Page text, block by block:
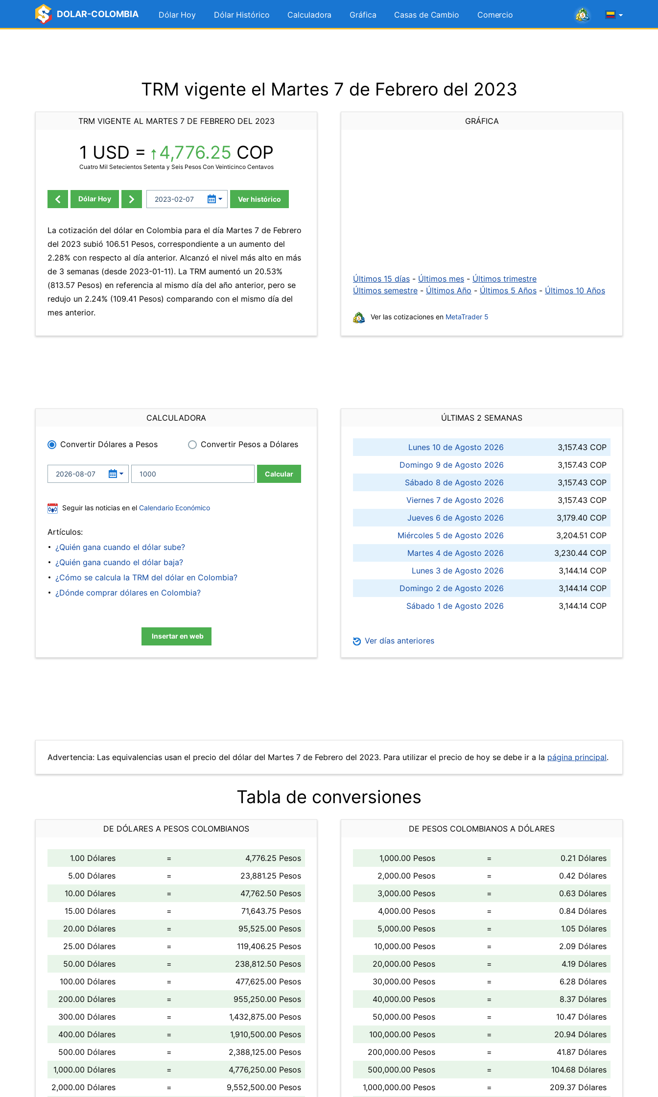
DOLAR-COLOMBIA Dólar Hoy Dólar Histórico Calculadora Gráfica Casas de Cambio Comercio
TRM vigente el Martes 7 de Febrero del 2023
TRM VIGENTE AL MARTES 7 DE FEBRERO DEL 2023
1 USD = 4,776.25 COP
Cuatro Mil Setecientos Setenta y Seis Pesos Con Veinticinco Centavos
Dólar Hoy Ver histórico
La cotización del dólar en Colombia para el día Martes 7 de Febrero
del 2023 subió 106.51 Pesos, correspondiente a un aumento del
2.28% con respecto al día anterior. Alcanzó el nivel más alto en más
de 3 semanas (desde 2023-01-11). La TRM aumentó un 20.53%
(813.57 Pesos) en referencia al mismo día del año anterior, pero se
redujo un 2.24% (109.41 Pesos) comparando con el mismo día del
mes anterior.
GRÁFICA
Últimos 15 días - Últimos mes - Últimos trimestre
Últimos semestre - Últimos Año - Últimos 5 Años - Últimos 10 Años
Ver las cotizaciones en MetaTrader 5
CALCULADORA
Convertir Dólares a Pesos Convertir Pesos a Dólares
Calcular
Seguir las noticias en el Calendario Económico
Artículos:
¿Quién gana cuando el dólar sube?
¿Quién gana cuando el dólar baja?
¿Cómo se calcula la TRM del dólar en Colombia?
¿Dónde comprar dólares en Colombia?
Insertar en web
ÚLTIMAS 2 SEMANAS
Lunes 10 de Agosto 2026
3,157.43 COP
Domingo 9 de Agosto 2026
3,157.43 COP
Sábado 8 de Agosto 2026
3,157.43 COP
Viernes 7 de Agosto 2026
3,157.43 COP
Jueves 6 de Agosto 2026
3,179.40 COP
Miércoles 5 de Agosto 2026
3,204.51 COP
Martes 4 de Agosto 2026
3,230.44 COP
Lunes 3 de Agosto 2026
3,144.14 COP
Domingo 2 de Agosto 2026
3,144.14 COP
Sábado 1 de Agosto 2026
3,144.14 COP
Ver días anteriores
Advertencia: Las equivalencias usan el precio del dólar del Martes 7 de Febrero del 2023. Para utilizar el precio de hoy se debe ir a la página principal.
Tabla de conversiones
DE DÓLARES A PESOS COLOMBIANOS
1.00 Dólares =
4,776.25 Pesos
5.00 Dólares
=
23,881.25 Pesos
10.00 Dólares
=
47,762.50 Pesos
15.00 Dólares
=
71,643.75 Pesos
20.00 Dólares
=
95,525.00 Pesos
25.00 Dólares
=
119,406.25 Pesos
50.00 Dólares
=
238,812.50 Pesos
100.00 Dólares
=
477,625.00 Pesos
200.00 Dólares
=
955,250.00 Pesos
300.00 Dólares
=
1,432,875.00 Pesos
400.00 Dólares
=
1,910,500.00 Pesos
500.00 Dólares
=
2,388,125.00 Pesos
1,000.00 Dólares
=
4,776,250.00 Pesos
2,000.00 Dólares
= 9,552,500.00 Pesos
DE PESOS COLOMBIANOS A DÓLARES
1,000.00 Pesos =
0.21 Dólares
2,000.00 Pesos
=
0.42 Dólares
3,000.00 Pesos
=
0.63 Dólares
4,000.00 Pesos
=
0.84 Dólares
5,000.00 Pesos
=
1.05 Dólares
10,000.00 Pesos
=
2.09 Dólares
20,000.00 Pesos
=
4.19 Dólares
30,000.00 Pesos
=
6.28 Dólares
40,000.00 Pesos
=
8.37 Dólares
50,000.00 Pesos
=
10.47 Dólares
100,000.00 Pesos
=
20.94 Dólares
200,000.00 Pesos
=
41.87 Dólares
500,000.00 Pesos
=
104.68 Dólares
1,000,000.00 Pesos
= 209.37 Dólares